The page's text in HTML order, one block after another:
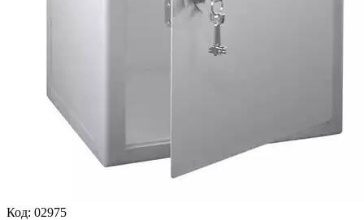
Код: 02975